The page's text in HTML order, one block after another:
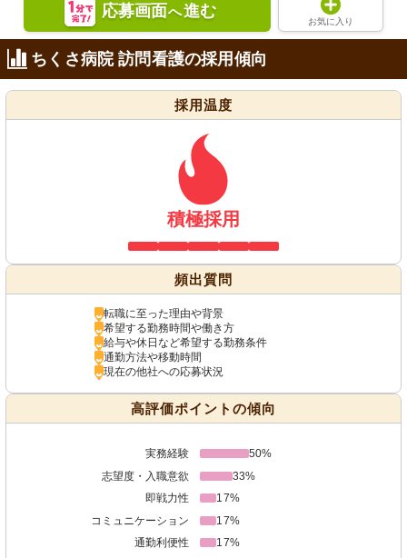
応募画面へ進む
お気に入り
ちくさ病院 訪問看護の採用傾向
採用温度
積極採用
頻出質問
転職に至った理由や背景
希望する勤務時間や働き方
給与や休日など希望する勤務条件
通勤方法や移動時間
現在の他社への応募状況
高評価ポイントの傾向
実務経験
50%
志望度・入職意欲
33%
即戦力性
17%
コミュニケーション
17%
通勤利便性
17%